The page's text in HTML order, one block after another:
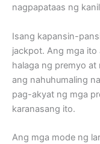
nagpapataas ng
Isang kapansin-
jackpot. Ang mga ito
halaga ng premyo
ang nahuhumaling
pag-akyat ng mga
karanasang ito.
Ang mga mode ng